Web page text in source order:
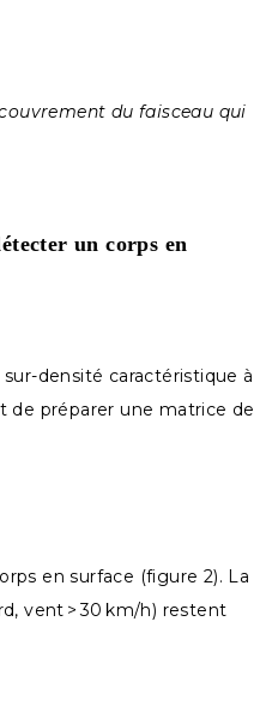
du faisceau qui
un corps en
densité caractéristique à
de préparer une matrice de
en surface (figure 2). La
vent > 30 km/h) restent